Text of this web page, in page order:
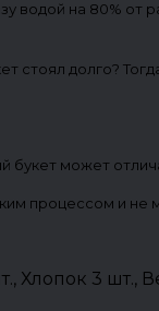
водой на 80% от
стоял долго?
букет может
процессом и
Хлопок 3